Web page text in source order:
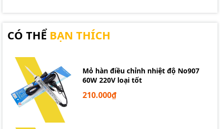
Lưới bảo vệ quạt tản nhiệt 80x80mm
CÓ THỂ BẠN THÍCH
Mỏ hàn điều chỉnh nhiệt độ No907
60W 220V loại tốt
210.000₫